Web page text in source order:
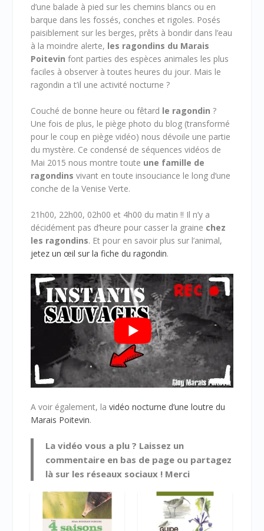
d’une balade à pied sur les chemins blancs ou en
barque dans les fossés, conches et rigoles. Posés
paisiblement sur les berges, prêts à bondir dans l’eau
à la moindre alerte, les ragondins du Marais
Poitevin font parties des espèces animales les plus
faciles à observer à toutes heures du jour. Mais le
ragondin a t’il une activité nocturne ?
Couché de bonne heure ou fêtard le ragondin ?
Une fois de plus, le piège photo du blog (transformé
pour le coup en piège vidéo) nous dévoile une partie
du mystère. Ce condensé de séquences vidéos de
Mai 2015 nous montre toute une famille de
ragondins vivant en toute insouciance le long d’une
conche de la Venise Verte.
21h00, 22h00, 02h00 et 4h00 du matin !! Il n’y a
décidément pas d’heure pour casser la graine chez
les ragondins. Et pour en savoir plus sur l’animal,
jetez un œil sur la fiche du ragondin.
A voir également, lavidéo nocturne d’une loutre du
Marais Poitevin.
La vidéo vous a plu ? Laissez un
commentaire en bas de page ou partagez
là sur les réseaux sociaux ! Merci